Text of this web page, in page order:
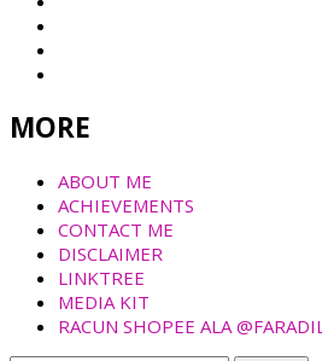
MORE
ABOUT ME
ACHIEVEMENTS
CONTACT ME
DISCLAIMER
LINKTREE
MEDIA KIT
RACUN SHOPEE ALA